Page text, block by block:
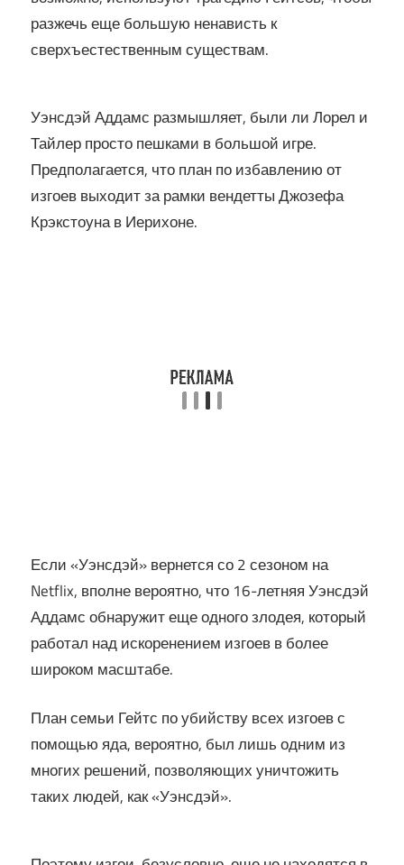
разжечь еще большую ненависть к
сверхъестественным существам.
Уэнсдэй Аддамс размышляет, были ли Лорел и
Тайлер просто пешками в большой игре.
Предполагается, что план по избавлению от
изгоев выходит за рамки вендетты Джозефа
Крэкстоуна в Иерихоне.
Если «Уэнсдэй» вернется со 2 сезоном на
Netflix, вполне вероятно, что 16-летняя Уэнсдэй
Аддамс обнаружит еще одного злодея, который
работал над искоренением изгоев в более
широком масштабе.
План семьи Гейтс по убийству всех изгоев с
помощью яда, вероятно, был лишь одним из
многих решений, позволяющих уничтожить
таких людей, как «Уэнсдэй».